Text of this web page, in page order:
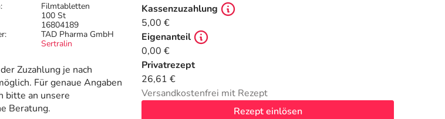
Filmtabletten
100 St
16804189
TAD Pharma GmbH
Sertralin
Zuzahlung je nach
Für genaue Angaben
bitte an unsere
Beratung.
Kassenzuzahlung
5,00 €
Eigenanteil
0,00 €
Privatrezept
26,61 €
Versandkostenfrei mit Rezept
Rezept einlösen